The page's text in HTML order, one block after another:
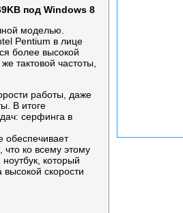
под Windows 8
моделью.
Pentium в лице
более высокой
тактовой частоты,
работы, даже
В итоге
серфинга в
обеспечивает
что ко всему этому
который
скорости